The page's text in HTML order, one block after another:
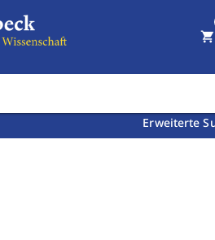
Erweiterte
shopping_cart